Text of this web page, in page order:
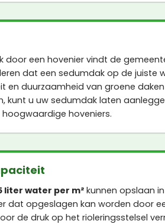
door een hovenier vindt de
dat een sedumdak op de juiste
en duurzaamheid van groene
kunt u uw sedumdak laten
hoveniers.
liter water per m² kunnen opslaan
dat opgeslagen kan worden door
de druk op het rioleringsstelsel